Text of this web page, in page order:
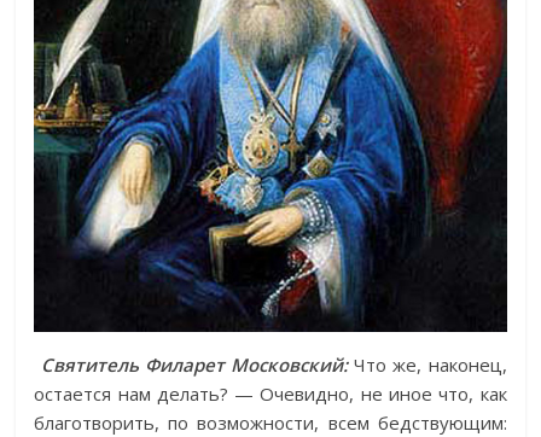
Святитель Филарет Московский:Что же, наконец,
остается нам делать? — Очевидно, не иное что, как
благотворить, по возможности, всем бедствующим: